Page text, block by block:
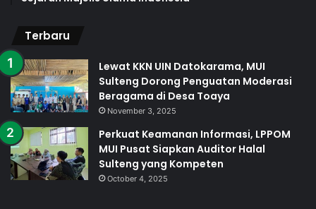
Terbaru
Lewat KKN UIN Datokarama, MUI
Sulteng Dorong Penguatan Moderasi
Beragama di Desa Toaya
November 3, 2025
Perkuat Keamanan Informasi, LPPOM
MUI Pusat Siapkan Auditor Halal
Sulteng yang Kompeten
October 4, 2025